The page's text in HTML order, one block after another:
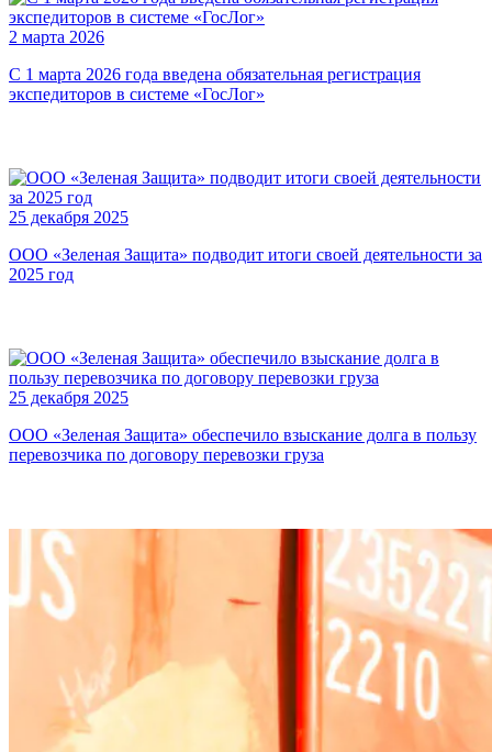
2 марта 2026
С 1 марта 2026 года введена обязательная регистрация
экспедиторов в системе «ГосЛог»
25 декабря 2025
ООО «Зеленая Защита» подводит итоги своей деятельности за
2025 год
25 декабря 2025
ООО «Зеленая Защита» обеспечило взыскание долга в пользу
перевозчика по договору перевозки груза